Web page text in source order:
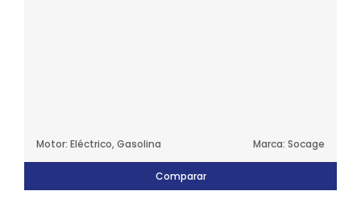
Motor: Eléctrico, Gasolina Marca: Socage
Comparar